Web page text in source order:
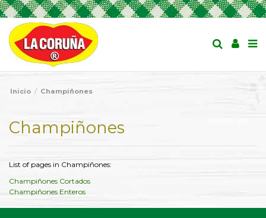
Inicio Champiñones
Champiñones
List of pages in Champiñones:
Champiñones Cortados
Champiñones Enteros